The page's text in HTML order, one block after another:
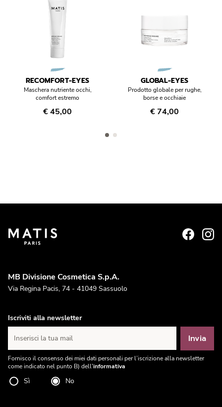
acqua rispetto al suo peso, facendone così un attivo idratante
eccezionale. In più, la glicerina assicura continuità nell’idratazione
RECOMFORT-EYES
Maschera nutriente occhi,
comfort estremo
€ 45,00
GLOBAL-EYES
Prodotto globale per rughe,
borse e occhiaie
€ 74,00
MB Divisione Cosmetica S.p.A.
Via Regina Pacis, 74 - 41049 Sassuolo
Iscriviti alla newsletter
Inserisci la tua mail Invia
Fornisco il consenso dei miei dati personali per l’iscrizione alla newsletter
come indicato nel punto B) dell'informativa
Sì No